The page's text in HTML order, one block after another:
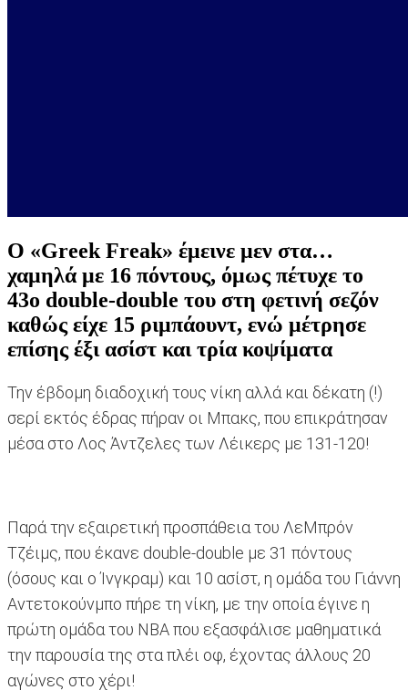
Ο «Greek Freak» έμεινε μεν στα…
χαμηλά με 16 πόντους, όμως πέτυχε το
43ο double-double του στη φετινή σεζόν
καθώς είχε 15 ριμπάουντ, ενώ μέτρησε
επίσης έξι ασίστ και τρία κοψίματα
Την έβδομη διαδοχική τους νίκη αλλά και δέκατη (!)
σερί εκτός έδρας πήραν οι Μπακς, που επικράτησαν
μέσα στο Λος Άντζελες των Λέικερς με 131-120!
Παρά την εξαιρετική προσπάθεια του ΛεΜπρόν
Τζέιμς, που έκανε double-double με 31 πόντους
(όσους και ο Ίνγκραμ) και 10 ασίστ, η ομάδα του Γιάννη
Αντετοκούνμπο πήρε τη νίκη, με την οποία έγινε η
πρώτη ομάδα του ΝΒΑ που εξασφάλισε μαθηματικά
την παρουσία της στα πλέι οφ, έχοντας άλλους 20
αγώνες στο χέρι!